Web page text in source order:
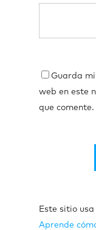
Guarda
web en este
que comente.
Este sitio
Aprende